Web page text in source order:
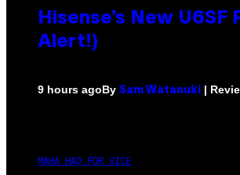
Hisense’s New
Alert!)
9 hours agoBy Sam Watanuki |
MAHA HAQ FOR VICE